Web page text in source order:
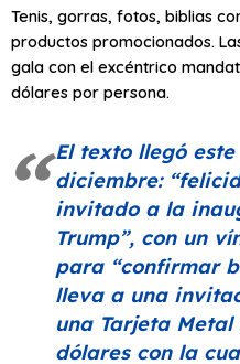
Tenis, gorras, fotos, biblias
productos promocionados.
gala con el excéntrico
dólares por persona.
El texto llegó este
diciembre:
invitado a la
Trump”, con un
para “confirmar
lleva a una
una Tarjeta
dólares con la